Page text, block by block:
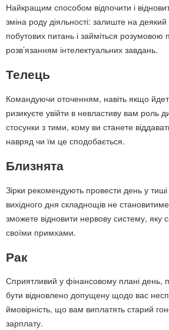
Найкращим способом відпочити і
зміна роду діяльності: залиште на деякий
побутових питань і займіться
розв’язанням інтелектуальних завдань.
Телець
Командуючи оточенням, навіть якщо
ризикуєте увійти в невластиву вам роль
стосунки з тими, кому ви станете
навряд чи їм це сподобається.
Близнята
Зірки рекомендують провести день у
вихідного дня складнощів не
зможете відновити нервову систему, яку
своїми примхами.
Рак
Сприятливий у фінансовому плані день,
бути відновлено допущену щодо вас
ймовірність, що вам виплатять старий
зарплату.